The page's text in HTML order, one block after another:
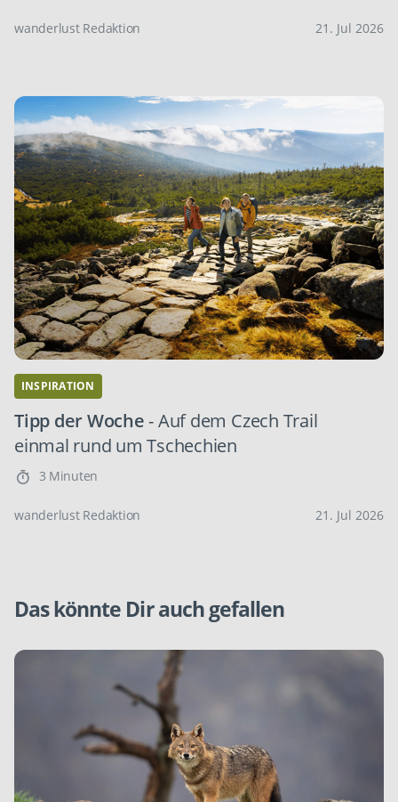
wanderlust Redaktion 21. Jul 2026
INSPIRATION
Tipp der Woche- Auf dem Czech Trail
einmal rund um Tschechien
3 Minuten
wanderlust Redaktion 21. Jul 2026
Das könnte Dir auch gefallen